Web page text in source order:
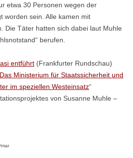
etwa 30 Personen wegen der
worden sein. Alle kamen mit
Die Täter hatten sich dabei laut Muhle
berufen.
entführt (Frankfurter Rundschau)
Ministerium für Staatssicherheit und
im speziellen Westeinsatz“
von Susanne Muhle –